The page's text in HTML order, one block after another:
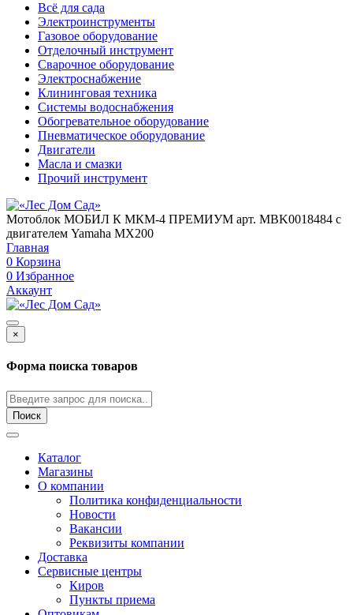
Всё для сада
Электроинструменты
Газовое оборудование
Отделочный инструмент
Сварочное оборудование
Электроснабжение
Клининговая техника
Системы водоснабжения
Обогревательное оборудование
Пневматическое оборудование
Двигатели
Масла и смазки
Прочий инструмент
Мотоблок МОБИЛ К МКМ-4 ПРЕМИУМ арт. MBK0018484 с
двигателем Yamaha MX200
Главная
0 Корзина
0 Избранное
Аккаунт
×
Форма поиска товаров
Поиск
Каталог
Магазины
О компании
Политика конфиденциальности
Новости
Вакансии
Реквизиты компании
Доставка
Сервисные центры
Киров
Пункты приема